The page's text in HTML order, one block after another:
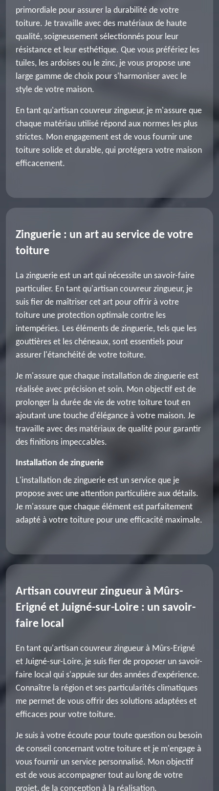
primordiale pour assurer la durabilité de votre
toiture. Je travaille avec des matériaux de haute
qualité, soigneusement sélectionnés pour leur
résistance et leur esthétique. Que vous préfériez les
tuiles, les ardoises ou le zinc, je vous propose une
large gamme de choix pour s'harmoniser avec le
style de votre maison.
En tant qu'artisan couvreur zingueur, je m'assure que
chaque matériau utilisé répond aux normes les plus
strictes. Mon engagement est de vous fournir une
toiture solide et durable, qui protégera votre maison
efficacement.
Zinguerie : un art au service de votre
toiture
La zinguerie est un art qui nécessite un savoir-faire
particulier. En tant qu'artisan couvreur zingueur, je
suis fier de maîtriser cet art pour offrir à votre
toiture une protection optimale contre les
intempéries. Les éléments de zinguerie, tels que les
gouttières et les chéneaux, sont essentiels pour
assurer l'étanchéité de votre toiture.
Je m'assure que chaque installation de zinguerie est
réalisée avec précision et soin. Mon objectif est de
prolonger la durée de vie de votre toiture tout en
ajoutant une touche d'élégance à votre maison. Je
travaille avec des matériaux de qualité pour garantir
des finitions impeccables.
Installation de zinguerie
L'installation de zinguerie est un service que je
propose avec une attention particulière aux détails.
Je m'assure que chaque élément est parfaitement
adapté à votre toiture pour une efficacité maximale.
Artisan couvreur zingueur à Mûrs-
Erigné et Juigné-sur-Loire : un savoir-
faire local
En tant qu'artisan couvreur zingueur à Mûrs-Erigné
et Juigné-sur-Loire, je suis fier de proposer un savoir-
faire local qui s'appuie sur des années d'expérience.
Connaître la région et ses particularités climatiques
me permet de vous offrir des solutions adaptées et
efficaces pour votre toiture.
Je suis à votre écoute pour toute question ou besoin
de conseil concernant votre toiture et je m'engage à
vous fournir un service personnalisé. Mon objectif
est de vous accompagner tout au long de votre
projet, de la conception à la réalisation.